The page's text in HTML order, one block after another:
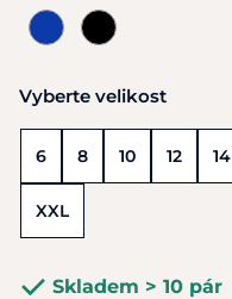
Vyberte velikost
6 8 10 12 14
XXL
Skladem > 10 pár